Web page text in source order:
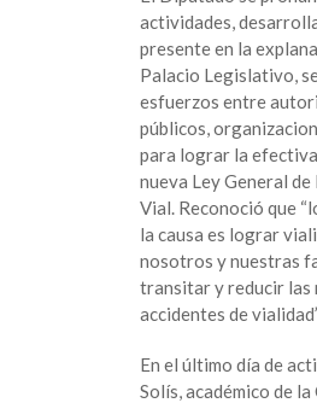
actividades,
presente en la
Palacio Legislativo,
esfuerzos entre
públicos,
para lograr la
nueva Ley General
Vial. Reconoció que
la causa es lograr
nosotros y nuestras
transitar y reducir las
accidentes de
En el último día de
Solís, académico de